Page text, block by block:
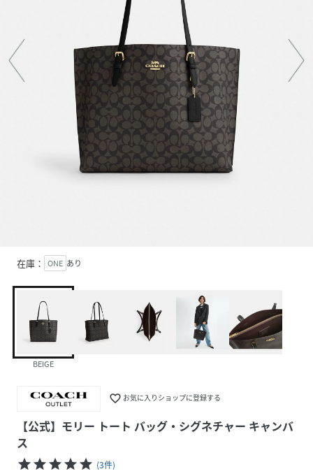
在庫： ONE あり
BEIGE
favorite_border お気に入りショップに登録する
【公式】モリー トート バッグ・シグネチャー キャンバ
ス
starstarstarstarstar (3件)